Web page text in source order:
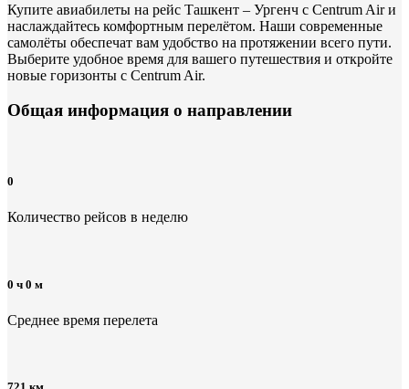
Купите авиабилеты на рейс Ташкент – Ургенч с Centrum Air и
наслаждайтесь комфортным перелётом. Наши современные
самолёты обеспечат вам удобство на протяжении всего пути.
Выберите удобное время для вашего путешествия и откройте
новые горизонты с Centrum Air.
Общая информация о направлении
0
Количество рейсов в неделю
0 ч 0 м
Среднее время перелета